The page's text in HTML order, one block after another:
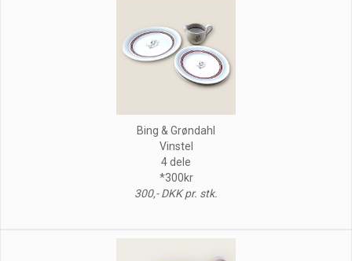
Bing & Grøndahl
Vinstel
4 dele
*300kr
300,- DKK pr. stk.